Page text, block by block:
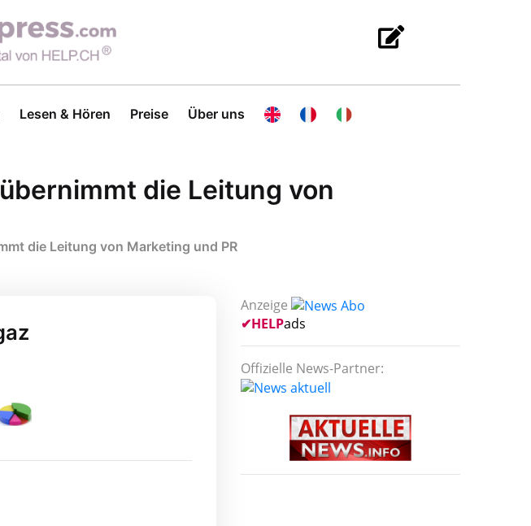
Lesen & Hören Preise Über uns
die Leitung von
die Leitung von Marketing und PR
Anzeige
✔HELPads
Offizielle News-Partner: